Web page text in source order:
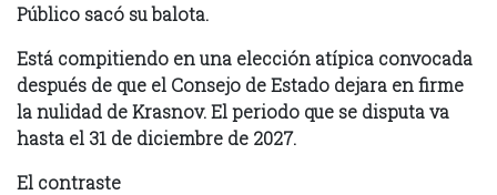
Público sacó su balota.
Está compitiendo en una elección atípica convocada
después de que el Consejo de Estado dejara en firme
la nulidad de Krasnov. El periodo que se disputa va
hasta el 31 de diciembre de 2027.
El contraste